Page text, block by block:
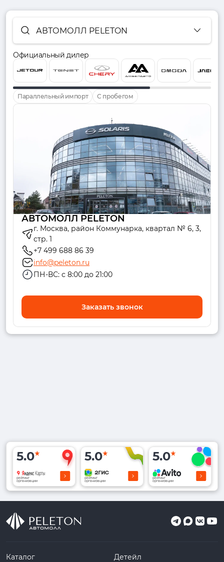
АВТОМОЛЛ PELETON
Официальный дилер
Параллельный импорт С пробегом
АВТОМОЛЛ PELETON
г. Москва, район Коммунарка, квартал № 6, 3,
стр. 1
+7 499 688 86 39
info@peleton.ru
ПН-ВС: с 8:00 до 21:00
Заказать звонок
5.0
рейтинг
организации
5.0
рейтинг
организации
5.0
рейтинг
организации
Каталог
Детейл